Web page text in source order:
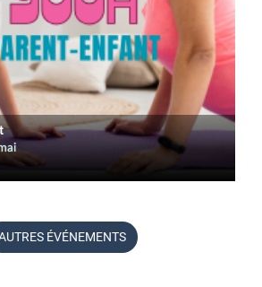
ÉVÉNEMENTS